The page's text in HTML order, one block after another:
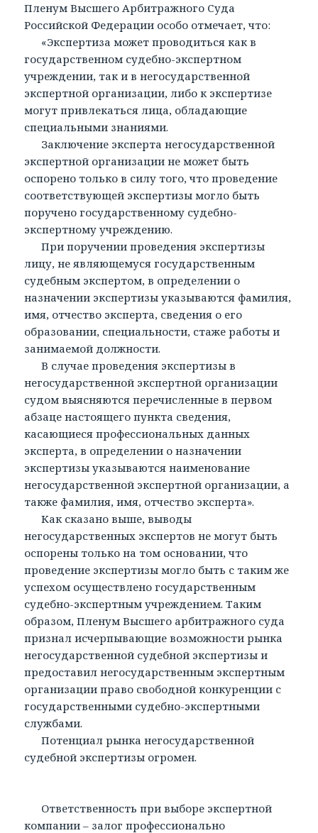
Пленум Высшего Арбитражного Суда
Российской Федерации особо отмечает, что:
«Экспертиза может проводиться как в
государственном судебно-экспертном
учреждении, так и в негосударственной
экспертной организации, либо к экспертизе
могут привлекаться лица, обладающие
специальными знаниями.
Заключение эксперта негосударственной
экспертной организации не может быть
оспорено только в силу того, что проведение
соответствующей экспертизы могло быть
поручено государственному судебно-
экспертному учреждению.
При поручении проведения экспертизы
лицу, не являющемуся государственным
судебным экспертом, в определении о
назначении экспертизы указываются фамилия,
имя, отчество эксперта, сведения о его
образовании, специальности, стаже работы и
занимаемой должности.
В случае проведения экспертизы в
негосударственной экспертной организации
судом выясняются перечисленные в первом
абзаце настоящего пункта сведения,
касающиеся профессиональных данных
эксперта, в определении о назначении
экспертизы указываются наименование
негосударственной экспертной организации, а
также фамилия, имя, отчество эксперта».
Как сказано выше, выводы
негосударственных экспертов не могут быть
оспорены только на том основании, что
проведение экспертизы могло быть с таким же
успехом осуществлено государственным
судебно-экспертным учреждением. Таким
образом, Пленум Высшего арбитражного суда
признал исчерпывающие возможности рынка
негосударственной судебной экспертизы и
предоставил негосударственным экспертным
организации право свободной конкуренции с
государственными судебно-экспертными
службами.
Потенциал рынка негосударственной
судебной экспертизы огромен.
Ответственность при выборе экспертной
компании – залог профессионально